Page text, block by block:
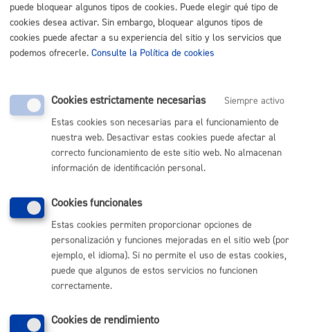
ONLINE
PRESENCIAL
TELÉFONO
Inscripción en Gaztelekus y Haurtxokos
ONLINE
PRESENCIAL
TELÉFONO
Prácticas para estudiantes en el ayuntamiento
ONLINE
PRESENCIAL
puede bloquear algunos tipos de cookies. Puede elegir qué tipo de
cookies desea activar. Sin embargo, bloquear algunos tipos de
cookies puede afectar a su experiencia del sitio y los servicios que
podemos ofrecerle. Consulte la Política de cookies
Cookies estrictamente necesarias
Siempre activo
Estas cookies son necesarias para el funcionamiento de
nuestra web. Desactivar estas cookies puede afectar al
correcto funcionamiento de este sitio web. No almacenan
información de identificación personal.
Cookies funcionales
Estas cookies permiten proporcionar opciones de
personalización y funciones mejoradas en el sitio web (por
ejemplo, el idioma). Si no permite el uso de estas cookies,
puede que algunos de estos servicios no funcionen
correctamente.
Cookies de rendimiento